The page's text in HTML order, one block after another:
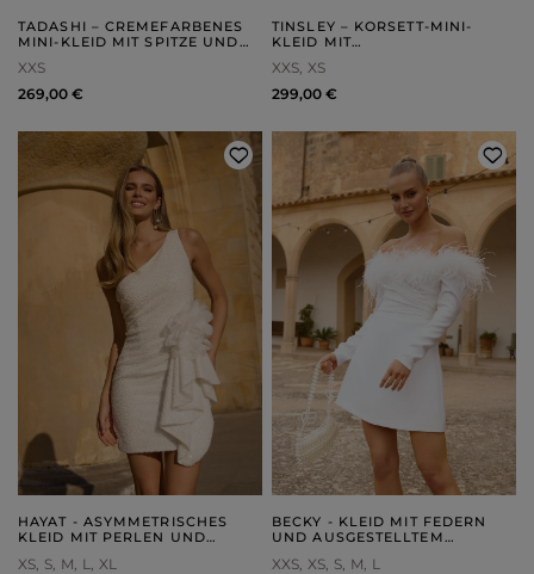
TADASHI – CREMEFARBENES
MINI-KLEID MIT SPITZE UND
XXS
269,00 €
TINSLEY – KORSETT-MINI-
KLEID MIT
XXS XS
299,00 €
HAYAT - ASYMMETRISCHES
KLEID MIT PERLEN UND
XS S M L
XL
BECKY - KLEID MIT FEDERN
UND AUSGESTELLTEM
XXS XS S M L